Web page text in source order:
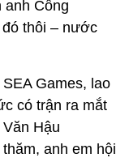
anh Công
thôi – nước
Games, lao
có trận ra mắt
Hậu
anh em hội